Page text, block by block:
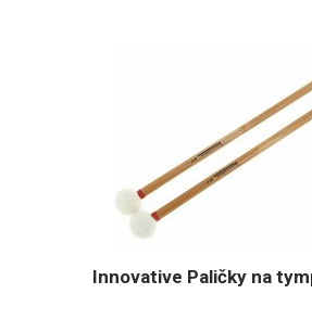
Innovative Paličky na